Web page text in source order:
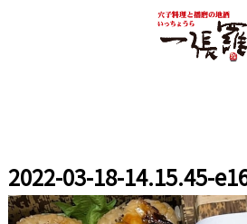
2022-03-18-14.15.45-